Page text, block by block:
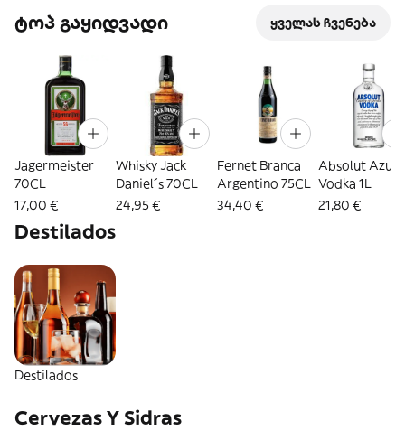
ტოპ გაყიდვადი ყველას ჩვენება
Jagermeister
70CL
17,00 €
Whisky Jack
Daniel´s 70CL
24,95 €
Fernet Branca
Argentino 75CL
34,40 €
Absolut Azul
Vodka 1L
21,80 €
Destilados
Destilados
Cervezas Y Sidras